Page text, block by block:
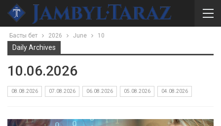
Басты бет 2026 June 10
Daily Archives
10.06.2026
08.08.2026 07.08.2026 06.08.2026 05.08.2026 04.08.2026